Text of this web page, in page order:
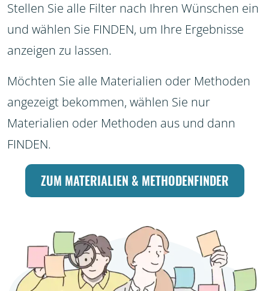
Stellen Sie alle Filter nach Ihren Wünschen ein
und wählen Sie FINDEN, um Ihre Ergebnisse
anzeigen zu lassen.
Möchten Sie alle Materialien oder Methoden
angezeigt bekommen, wählen Sie nur
Materialien oder Methoden aus und dann
FINDEN.
ZUM MATERIALIEN & METHODENFINDER